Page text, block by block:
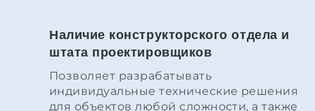
Наличие конструкторского отдела и
штата проектировщиков
Позволяет разрабатывать
индивидуальные технические решения
для объектов любой сложности, а также